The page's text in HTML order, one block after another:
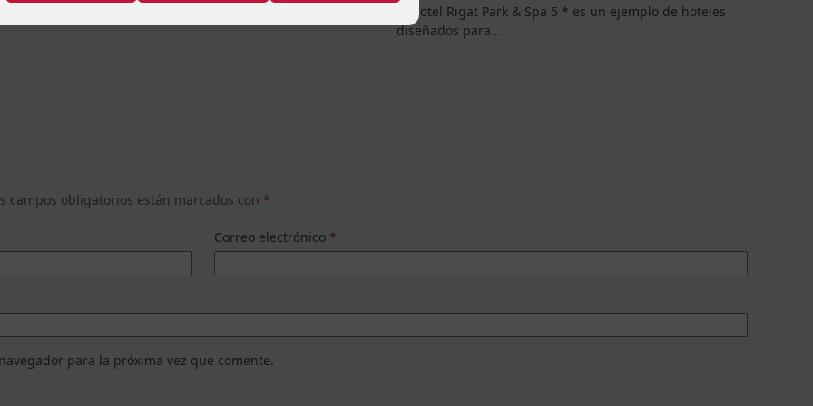
El Hotel Rigat Park & Spa 5 * es un ejemplo de hoteles
diseñados para…
campos obligatorios están marcados con *
Correo electrónico *
para la próxima vez que comente.